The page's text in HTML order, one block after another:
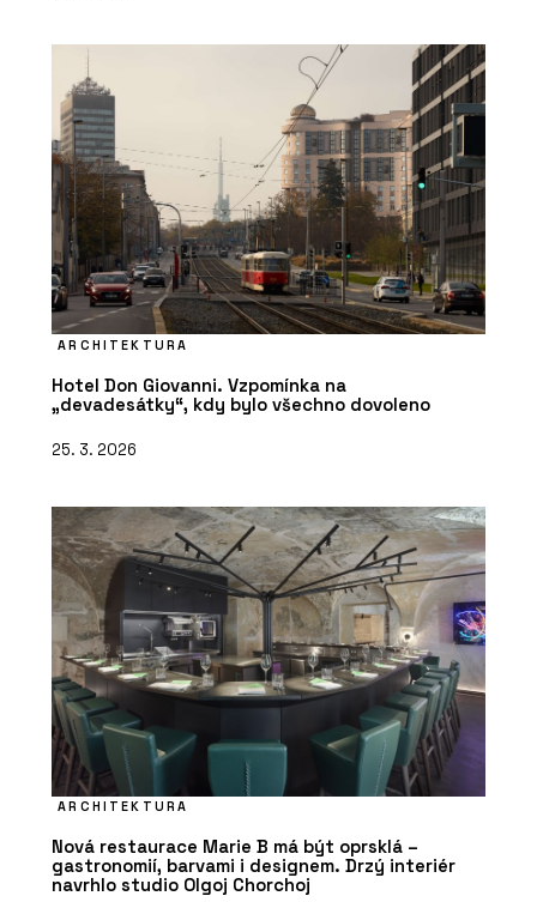
ARCHITEKTURA
Hotel Don Giovanni. Vzpomínka na
„devadesátky“, kdy bylo všechno dovoleno
25. 3. 2026
ARCHITEKTURA
Nová restaurace Marie B má být oprsklá –
gastronomií, barvami i designem. Drzý interiér
navrhlo studio Olgoj Chorchoj